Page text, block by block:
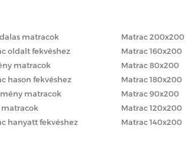
matracok
oldalt fekvéshez
matracok
hason fekvéshez
matracok
matracok
hanyatt fekvéshez
Matrac 200x200
Matrac 160x200
Matrac 80x200
Matrac 180x200
Matrac 90x200
Matrac 120x200
Matrac 140x200